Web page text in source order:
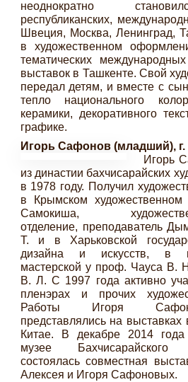
неоднократно
республиканских,
Швеция, Москва, Ленинград,
в художественном
тематических
выставок в Ташкенте. Свой
передал детям, и вместе с
тепло национального
керамики, декоративного
графике.
Игорь Сафонов (младший), г.
Игорь
из династии бахчисарайских
в 1978 году. Получил
в Крымском
Самокиша,
отделение, преподаватель
Т. и в Харьковской
дизайна и искусств, в
мастерской у проф. Чауса В.
В. Л. С 1997 года активно
пленэрах и прочих
Работы Игоря
представлялись на выставках
Китае. В декабре 2014
музее Бахчисарайского
состоялась совместная
Алексея и Игоря Сафоновых.